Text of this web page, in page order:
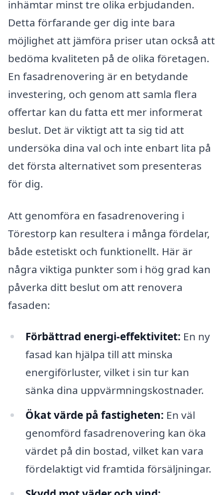
inhämtar minst tre olika erbjudanden.
Detta förfarande ger dig inte bara
möjlighet att jämföra priser utan också att
bedöma kvaliteten på de olika företagen.
En fasadrenovering är en betydande
investering, och genom att samla flera
offertar kan du fatta ett mer informerat
beslut. Det är viktigt att ta sig tid att
undersöka dina val och inte enbart lita på
det första alternativet som presenteras
för dig.
Att genomföra en fasadrenovering i
Törestorp kan resultera i många fördelar,
både estetiskt och funktionellt. Här är
några viktiga punkter som i hög grad kan
påverka ditt beslut om att renovera
fasaden:
Förbättrad energi-effektivitet: En ny
fasad kan hjälpa till att minska
energiförluster, vilket i sin tur kan
sänka dina uppvärmningskostnader.
Ökat värde på fastigheten: En väl
genomförd fasadrenovering kan öka
värdet på din bostad, vilket kan vara
fördelaktigt vid framtida försäljningar.